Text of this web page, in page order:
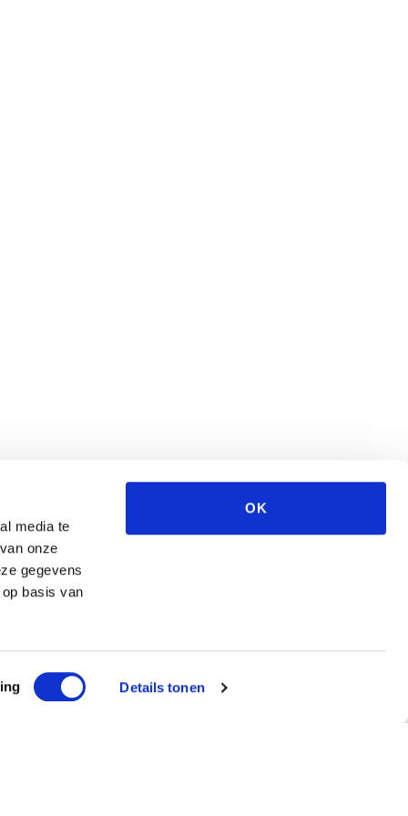
media te
onze
gegevens
basis van
Details tonen
OK